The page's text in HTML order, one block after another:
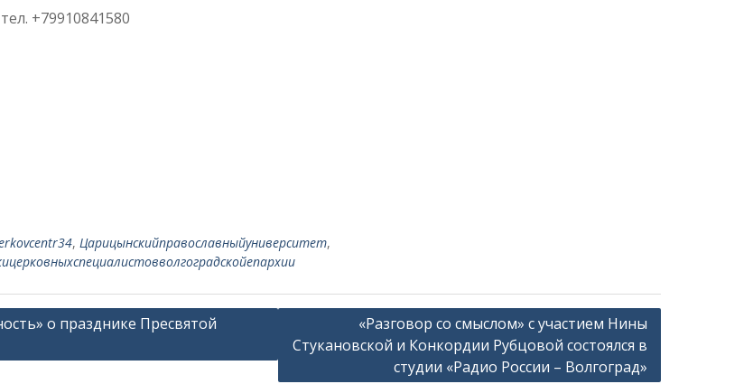
+79910841580
, Царицынскийправославныйуниверситет,
о празднике Пресвятой
«Разговор со смыслом» с участием Нины
Стукановской и Конкордии Рубцовой состоялся в
студии «Радио России – Волгоград»